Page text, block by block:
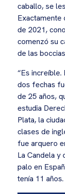
caballo, se
Exactamente
de 2021,
comenzó su
de las
“Es increíble.
dos fechas
de 25 años,
estudia
Plata, la
clases de
fue arquero
La Candela y
palo en
tenía 11 años.